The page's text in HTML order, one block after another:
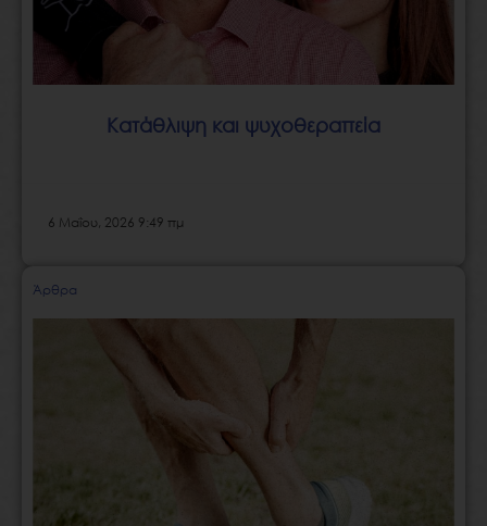
Κατάθλιψη και ψυχοθεραπεία
6 Μαΐου, 2026 9:49 πμ
Άρθρα